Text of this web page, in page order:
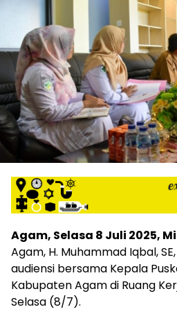
Agam, Selasa 8 Juli 2025,
Agam, H. Muhammad Iqbal,
audiensi bersama Kepala
Kabupaten Agam di Ruang
Selasa (8/7).